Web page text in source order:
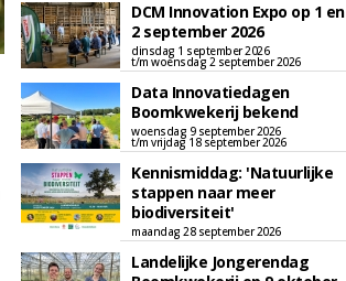
DCM Innovation Expo op 1 en
2 september 2026
dinsdag 1 september 2026
t/m woensdag 2 september 2026
Data Innovatiedagen
Boomkwekerij bekend
woensdag 9 september 2026
t/m vrijdag 18 september 2026
Kennismiddag: 'Natuurlijke
stappen naar meer
biodiversiteit'
maandag 28 september 2026
Landelijke Jongerendag